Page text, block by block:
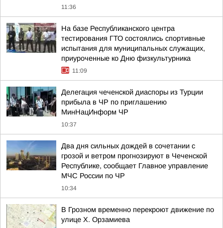
11:36
На базе Республиканского центра
тестирования ГТО состоялись спортивные
испытания для муниципальных служащих,
приуроченные ко Дню физкультурника
11:09
Делегация чеченской диаспоры из Турции
прибыла в ЧР по приглашению
МинНацИнформ ЧР
10:37
Два дня сильных дождей в сочетании с
грозой и ветром прогнозируют в Чеченской
Республике, сообщает Главное управление
МЧС России по ЧР
10:34
В Грозном временно перекроют движение по
улице Х. Орзамиева